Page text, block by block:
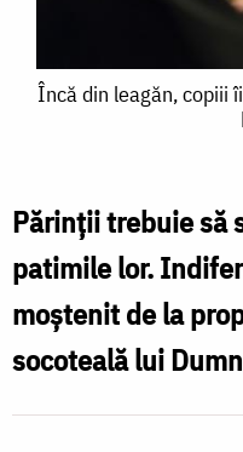
Încă
copiii
îi
copiază
pe
Încă din leagăn, copiii
Părinţii trebuie să
patimile lor.
moştenit de la
socoteală lui